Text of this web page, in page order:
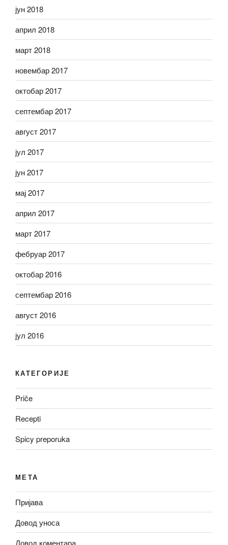
јун 2018
април 2018
март 2018
новембар 2017
октобар 2017
септембар 2017
август 2017
јул 2017
јун 2017
мај 2017
април 2017
март 2017
фебруар 2017
октобар 2016
септембар 2016
август 2016
јул 2016
КАТЕГОРИЈЕ
Priče
Recepti
Spicy preporuka
МЕТА
Пријава
Довод уноса
Довод коментара